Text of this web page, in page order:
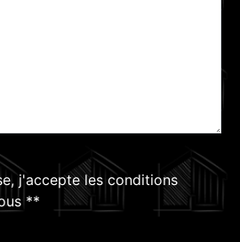
j'accepte les conditions
**